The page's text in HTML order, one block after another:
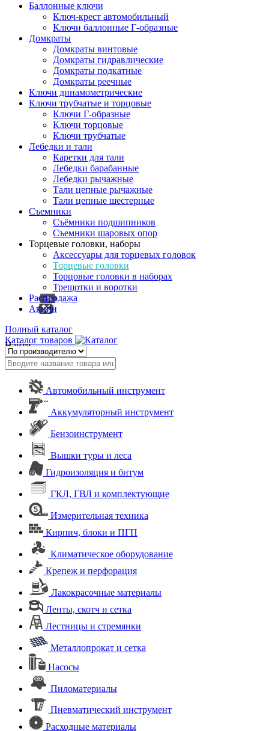
Баллонные ключи
Ключ-крест автомобильный
Ключи баллонные Г-образные
Домкраты
Домкраты винтовые
Домкраты гидравлические
Домкраты подкатные
Домкраты реечные
Ключи динамометрические
Ключи трубчатые и торцовые
Ключи Г-образные
Ключи торцовые
Ключи трубчатые
Лебедки и тали
Каретки для тали
Лебедки барабанные
Лебедки рычажные
Тали цепные рычажные
Тали цепные шестерные
Съемники
Съёмники подшипников
Съемники шаровых опор
Торцевые головки, наборы
Аксессуары для торцевых головок
Торцевые головки
Торцовые головки в наборах
Трещотки и воротки
Распродажа
Акции
Полный каталог
Каталог товаров
Найти
Автомобильный инструмент
Аккумуляторный инструмент
Бензоинструмент
Вышки туры и леса
Гидроизоляция и битум
ГКЛ, ГВЛ и комплектующие
Измерительная техника
Кирпич, блоки и ПГП
Климатическое оборудование
Крепеж и перфорация
Лакокрасочные материалы
Ленты, скотч и сетка
Лестницы и стремянки
Металлопрокат и сетка
Насосы
Пиломатериалы
Пневматический инструмент
Расходные материалы